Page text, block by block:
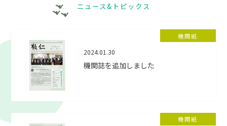
ニュース&トピックス
機関紙
2024.01.30
機関誌を追加しました
機関紙